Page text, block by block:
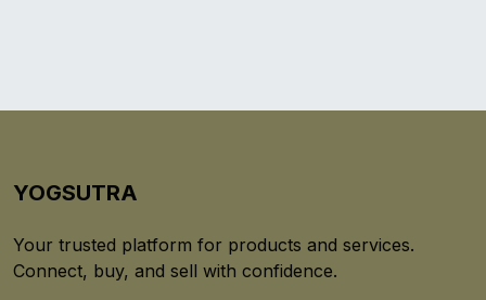
YOGSUTRA
Your trusted platform for products and services.
Connect, buy, and sell with confidence.